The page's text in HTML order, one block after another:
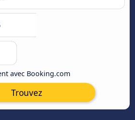
avec Booking.com
Trouvez